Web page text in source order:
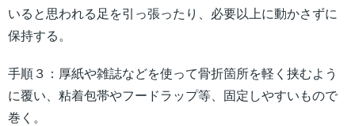
いると思われる足を引っ張ったり、必要以上に動かさずに
保持する。
手順３：厚紙や雑誌などを使って骨折箇所を軽く挟むよう
に覆い、粘着包帯やフードラップ等、固定しやすいもので
巻く。